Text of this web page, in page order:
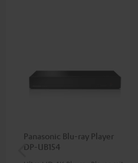
Panasonic Blu-ray Player
DP-UB154